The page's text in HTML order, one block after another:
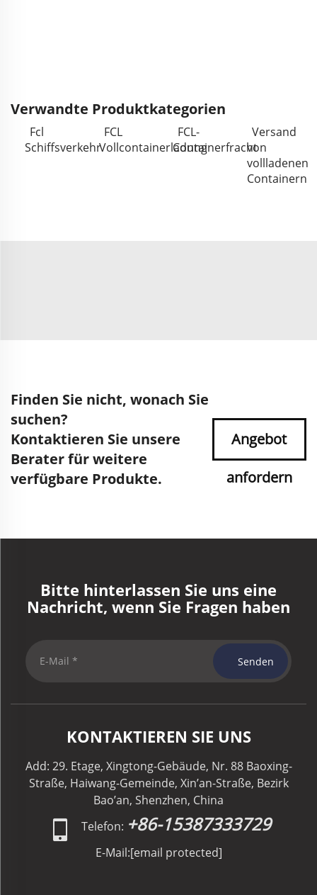
Verwandte Produktkategorien
Fcl
Schiffsverkehr
FCL
Vollcontainerladung
FCL-
Containerfracht
Versand
von
vollladenen
Containern
Finden Sie nicht, wonach Sie
suchen?
Kontaktieren Sie unsere
Berater für weitere
verfügbare Produkte.
Angebot
anfordern
Bitte hinterlassen Sie uns eine
Nachricht, wenn Sie Fragen haben
Senden
KONTAKTIEREN SIE UNS
Add: 29. Etage, Xingtong-Gebäude, Nr. 88 Baoxing-
Straße, Haiwang-Gemeinde, Xin’an-Straße, Bezirk
Bao’an, Shenzhen, China
Telefon: +86-15387333729
E-Mail:[email protected]